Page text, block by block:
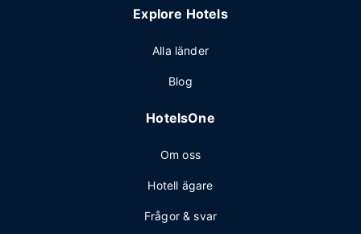
Explore Hotels
Alla länder
Blog
HotelsOne
Om oss
Hotell ägare
Frågor & svar